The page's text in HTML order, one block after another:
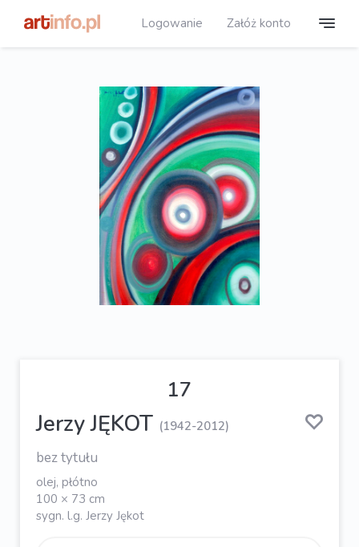
Logowanie Załóż konto
17
Jerzy JĘKOT (1942-2012)
bez tytułu
olej, płótno
100 × 73 cm
sygn. l.g. Jerzy Jękot